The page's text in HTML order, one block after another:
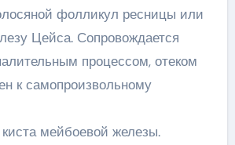
фолликул ресницы или
Цейса. Сопровождается
процессом, отеком
к самопроизвольному
мейбоевой железы.